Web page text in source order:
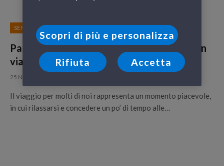
SENZA CATEGORIA
Parking Guru, l’app GNV per intrattenerti in
viaggio
25 Novembre 2015
Il viaggio per molti di noi rappresenta un momento piacevole,
in cui rilassarsi e concedere un po’ di tempo alle…
Scopri di più e personalizza
Rifiuta Accetta